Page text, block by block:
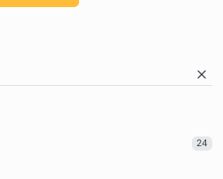
24